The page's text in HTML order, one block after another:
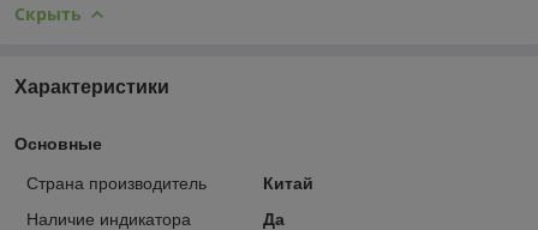
Скрыть
Характеристики
Основные
Страна производитель
Китай
Наличие индикатора
Да